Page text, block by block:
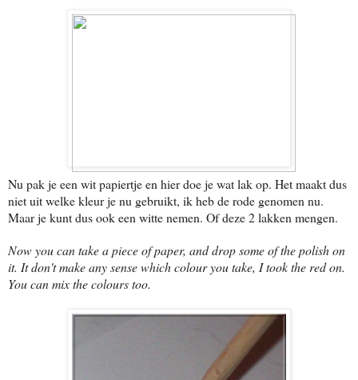
Nu pak je een wit papiertje en hier doe je wat lak op. Het maakt dus
niet uit welke kleur je nu gebruikt, ik heb de rode genomen nu.
Maar je kunt dus ook een witte nemen. Of deze 2 lakken mengen.
Now you can take a piece of paper, and drop some of the polish on
it. It don't make any sense which colour you take, I took the red on.
You can mix the colours too.